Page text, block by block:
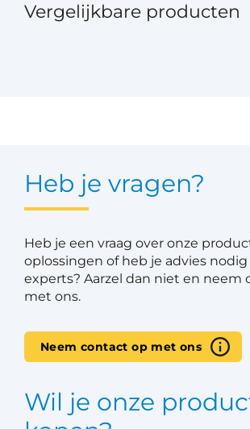
Vergelijkbare producten
Heb je vragen?
Heb je een vraag over onze
oplossingen of heb je advies nodig
experts? Aarzel dan niet en neem
met ons.
Neem contact op met ons
Wil je onze